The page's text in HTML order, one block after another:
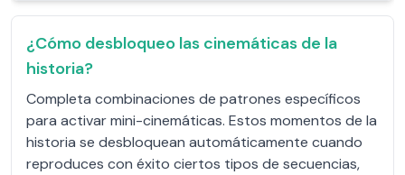
¿Cómo desbloqueo las cinemáticas de la
historia?
Completa combinaciones de patrones específicos
para activar mini-cinemáticas. Estos momentos de la
historia se desbloquean automáticamente cuando
reproduces con éxito ciertos tipos de secuencias,